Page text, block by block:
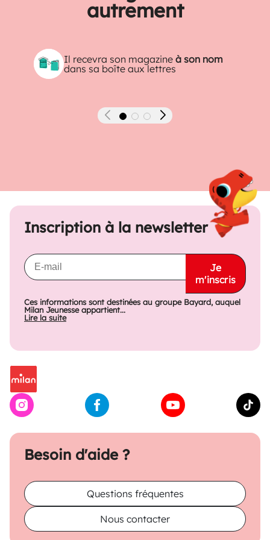
autrement
Il recevra son magazineà son nom
dans sa boîte aux lettres
Précédent Suivant
Besoin d'aide ?
Questions fréquentes
Nous contacter
Inscription à la newsletter
Je
m'inscris
Ces informations sont destinées au groupe Bayard, auquel
Milan Jeunesse appartient...
Lire la suite